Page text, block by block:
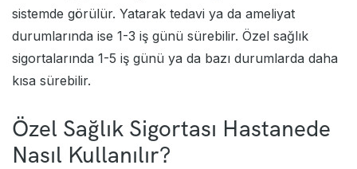
sistemde görülür. Yatarak tedavi ya da ameliyat
durumlarında ise 1-3 iş günü sürebilir. Özel sağlık
sigortalarında 1-5 iş günü ya da bazı durumlarda daha
kısa sürebilir.
Özel Sağlık Sigortası Hastanede
Nasıl Kullanılır?